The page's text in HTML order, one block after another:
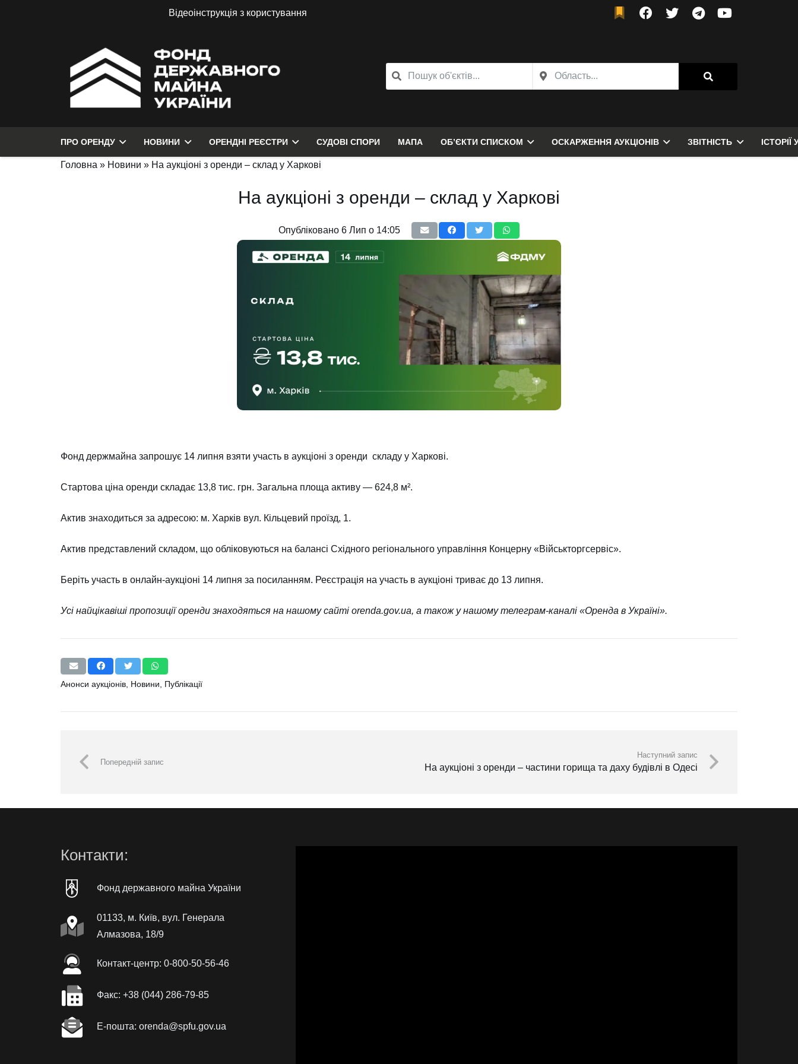
Відеоінструкція з користування
ПРО ОРЕНДУ НОВИНИ ОРЕНДНІ РЕЄСТРИ СУДОВІ СПОРИ МАПА ОБ’ЄКТИ СПИСКОМ ОСКАРЖЕННЯ АУКЦІОНІВ ЗВІТНІСТЬ ІСТОРІЇ
Головна » Новини » На аукціоні з оренди – склад у Харкові
На аукціоні з оренди – склад у Харкові
Опубліковано6 Лип о 14:05
Фонд держмайна запрошує 14 липня взяти участь в аукціоні з оренди складу у Харкові.
Стартова ціна оренди складає 13,8 тис. грн. Загальна площа активу — 624,8 м².
Актив знаходиться за адресою: м. Харків вул. Кільцевий проїзд, 1.
Актив представлений складом, що обліковуються на балансі Східного регіонального управління Концерну «Військторгсервіс».
Беріть участь в онлайн-аукціоні 14 липня за посиланням. Реєстрація на участь в аукціоні триває до 13 липня.
Усі найцікавіші пропозиції оренди знаходяться на нашому сайті orenda.gov.ua, а також у нашому телеграм-каналі «Оренда в Україні».
Анонси аукціонів Новини Публікації
Попередній запис
Наступний запис
На аукціоні з оренди – частини горища та даху будівлі в Одесі
Контакти:
Фонд державного майна України
01133, м. Київ, вул. Генерала
Алмазова, 18/9
Контакт-центр: 0-800-50-56-46
Факc: +38 (044) 286-79-85
Е-пошта: orenda@spfu.gov.ua